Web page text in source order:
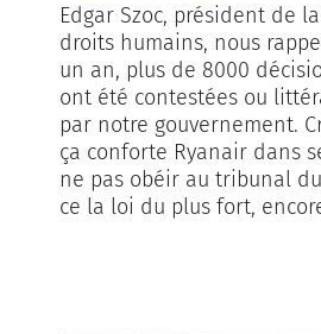
Edgar Szoc, président de
droits humains, nous
un an, plus de 8000
ont été contestées ou
par notre gouvernement.
ça conforte Ryanair dans
ne pas obéir au tribunal
ce la loi du plus fort,